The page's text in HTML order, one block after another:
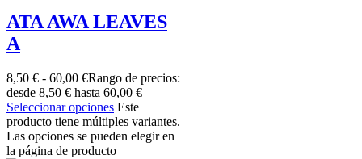
ATA AWA LEAVES
A
8,50 € - 60,00 €Rango de precios:
desde 8,50 € hasta 60,00 €
Seleccionar opciones Este
producto tiene múltiples variantes.
Las opciones se pueden elegir en
la página de producto